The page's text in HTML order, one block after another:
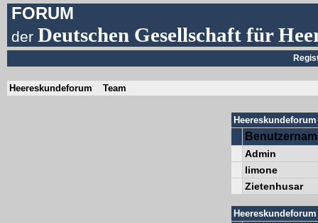
FORUM
derDeutschen Gesellschaft für
Heereskundeforum Team
Admin
limone
Zietenhusar